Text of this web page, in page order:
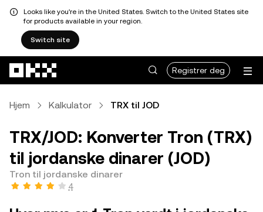
Looks like you're in the United States. Switch to the United States site
for products available in your region.
Switch site
Registrer deg
Hjem Kalkulator TRX til JOD
TRX/JOD: Konverter Tron (TRX)
til jordanske dinarer (JOD)
Tron til jordanske dinarer
4